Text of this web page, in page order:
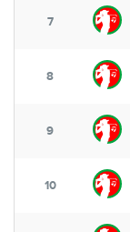
7
8
9
10